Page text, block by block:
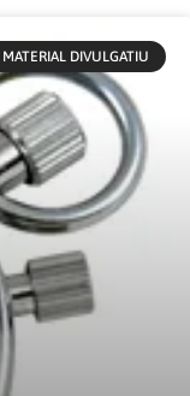
DIVULGATIU